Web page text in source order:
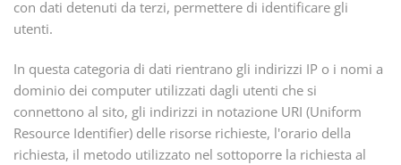
con dati detenuti da terzi, permettere di identificare gli
utenti.
In questa categoria di dati rientrano gli indirizzi IP o i nomi a
dominio dei computer utilizzati dagli utenti che si
connettono al sito, gli indirizzi in notazione URI (Uniform
Resource Identifier) delle risorse richieste, l'orario della
richiesta, il metodo utilizzato nel sottoporre la richiesta al